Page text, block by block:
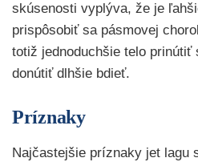
skúsenosti vyplýva, že je
prispôsobiť sa pásmovej
totiž jednoduchšie telo prinútiť
donútiť dlhšie bdieť.
Príznaky
Najčastejšie príznaky jet lagu